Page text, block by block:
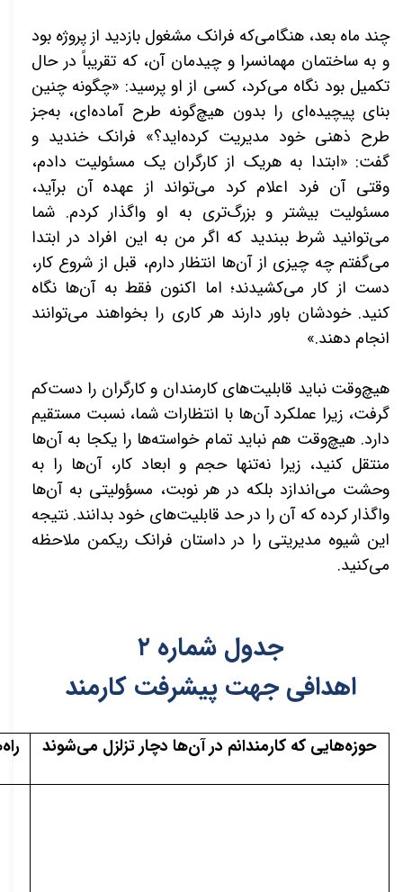
چند ماه بعد، هنگامی‌که فرانک مشغول بازدید از پروژه بود
و به ساختمان مهمانسرا و چیدمان آن، که تقریباً در حال
تکمیل بود نگاه می‌کرد، کسی از او پرسید: «چگونه چنین
بنای پیچیده‌ای را بدون هیچ‌گونه طرح آماده‌ای، به‌جز
طرح ذهنی خود مدیریت کرده‌اید؟» فرانک خندید و
گفت: «ابتدا به هریک از کارگران یک مسئولیت دادم،
وقتی آن فرد اعلام کرد می‌تواند از عهده آن برآید،
مسئولیت بیشتر و بزرگ‌تری به او واگذار کردم. شما
می‌توانید شرط ببندید که اگر من به این افراد در ابتدا
می‌گفتم چه چیزی از آن‌ها انتظار دارم، قبل از شروع کار،
دست از کار می‌کشیدند؛ اما اکنون فقط به آن‌ها نگاه
کنید. خودشان باور دارند هر کاری را بخواهند می‌توانند
انجام دهند.»
هیچ‌وقت نباید قابلیت‌های کارمندان و کارگران را دست‌کم
گرفت، زیرا عملکرد آن‌ها با انتظارات شما، نسبت مستقیم
دارد. هیچ‌وقت هم نباید تمام خواسته‌ها را یکجا به آن‌ها
منتقل کنید، زیرا نه‌تنها حجم و ابعاد کار، آن‌ها را به
وحشت می‌اندازد بلکه در هر نوبت، مسؤولیتی به آن‌ها
واگذار کرده که آن را در حد قابلیت‌های خود بدانند. نتیجه
این شیوه مدیریتی را در داستان فرانک ریکمن ملاحظه
می‌کنید.
جدول شماره ۲
اهدافی جهت پیشرفت کارمند
حوزه‌هایی که کارمندانم در آن‌ها دچار تزلزل می‌شوند